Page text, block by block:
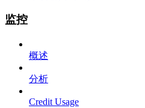
监控
概述
分析
Credit Usage